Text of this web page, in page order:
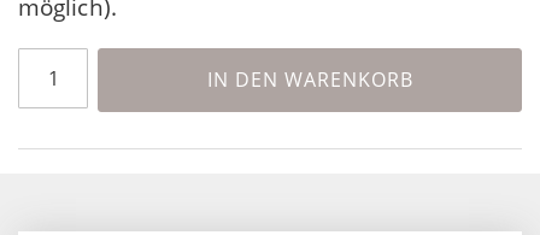
möglich).
IN DEN WARENKORB